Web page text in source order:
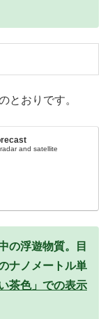
とおりです。
and satellite
の浮遊物質。目
ナノメートル単
茶色」での表示